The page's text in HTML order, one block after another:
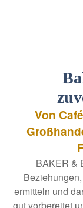
Von
BAKER &
ermitteln und
gut vorbereitet